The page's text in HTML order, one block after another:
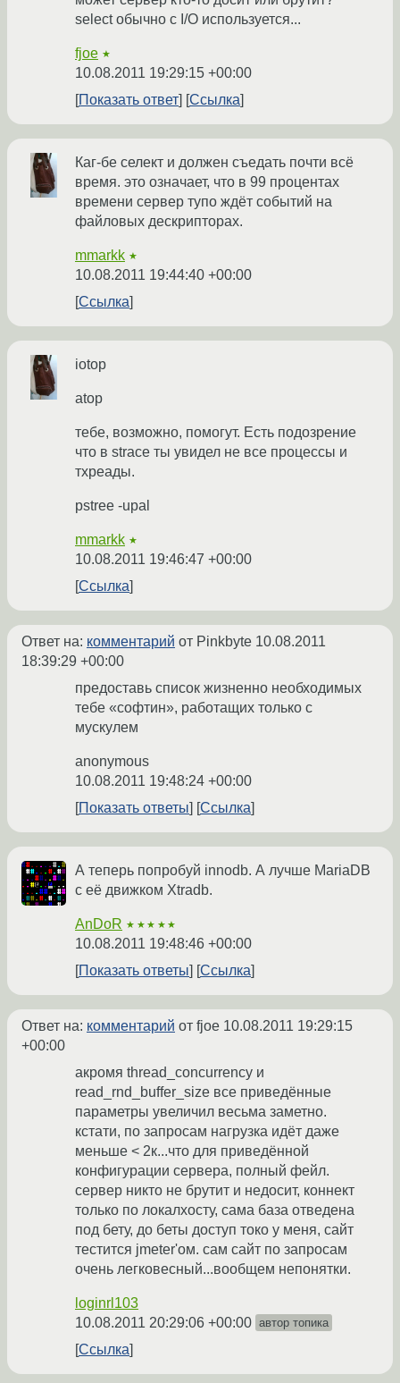
select обычно с I/O используется...
fjoe ★
10.08.2011 19:29:15 +00:00
Показать ответ
Ссылка
Каг-бе селект и должен съедать почти всё
время. это означает, что в 99 процентах
времени сервер тупо ждёт событий на
файловых дескрипторах.
mmarkk ★
10.08.2011 19:44:40 +00:00
Ссылка
iotop
atop
тебе, возможно, помогут. Есть подозрение
что в strace ты увидел не все процессы и
тхреады.
pstree -upal
mmarkk ★
10.08.2011 19:46:47 +00:00
Ссылка
Ответ на: комментарий от Pinkbyte 10.08.2011
18:39:29 +00:00
предоставь список жизненно необходимых
тебе «софтин», работащих только с
мускулем
anonymous
10.08.2011 19:48:24 +00:00
Показать ответы
Ссылка
А теперь попробуй innodb. А лучше MariaDB
с её движком Xtradb.
AnDoR ★★★★★
10.08.2011 19:48:46 +00:00
Показать ответы
Ссылка
Ответ на: комментарий от fjoe 10.08.2011 19:29:15
+00:00
акромя thread_concurrency и
read_rnd_buffer_size все приведённые
параметры увеличил весьма заметно.
кстати, по запросам нагрузка идёт даже
меньше < 2к...что для приведённой
конфигурации сервера, полный фейл.
сервер никто не брутит и недосит, коннект
только по локалхосту, сама база отведена
под бету, до беты доступ токо у меня, сайт
тестится jmeter'ом. сам сайт по запросам
очень легковесный...вообщем непонятки.
loginrl103
10.08.2011 20:29:06 +00:00 автор топика
Ссылка